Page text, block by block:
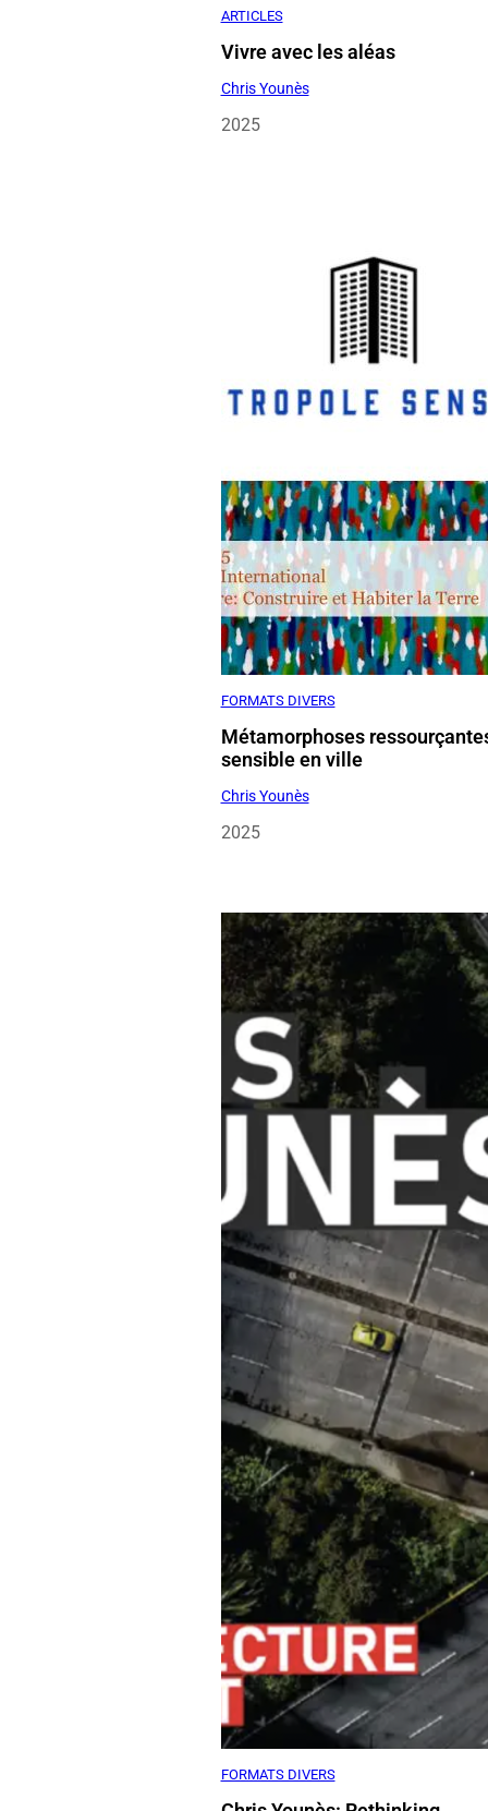
2025
FORMATS DIVERS
Métamorphoses
sensible en ville
Chris Younès
2025
FORMATS DIVERS
Chris Younès: Rethinking
Architecture – Space,
ethics and ecology.